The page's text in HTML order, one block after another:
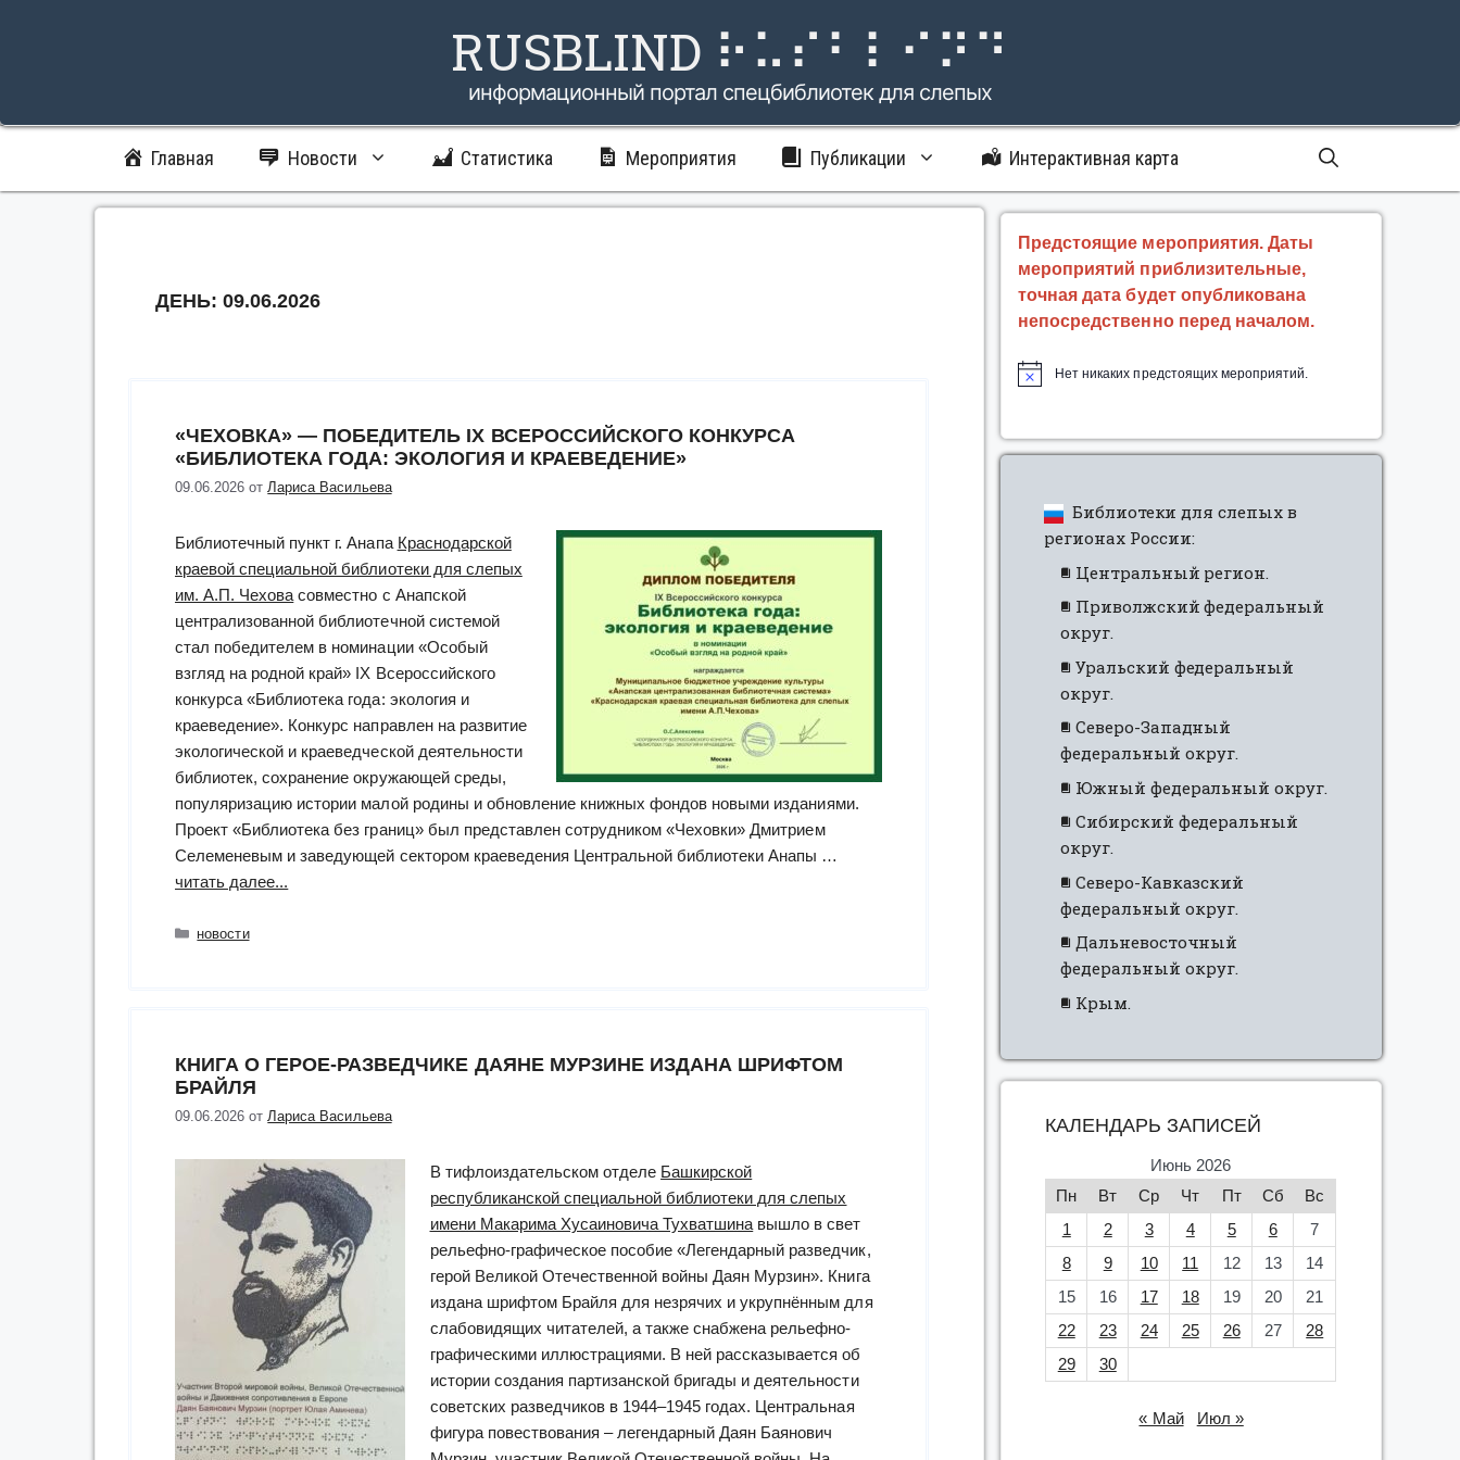
RUSBLIND ⠗⠥⠎⠃⠇⠊⠝⠙
информационный портал спецбиблиотек для слепых
Главная Новости Статистика Мероприятия Публикации Интерактивная карта
ДЕНЬ: 09.06.2026
«ЧЕХОВКА» — ПОБЕДИТЕЛЬ IX ВСЕРОССИЙСКОГО КОНКУРСА
«БИБЛИОТЕКА ГОДА: ЭКОЛОГИЯ И КРАЕВЕДЕНИЕ»
09.06.2026 отЛариса Васильева
Библиотечный пункт г. Анапа Краснодарской
краевой специальной библиотеки для слепых
им. А.П. Чехова совместно с Анапской
централизованной библиотечной системой
стал победителем в номинации «Особый
взгляд на родной край» IX Всероссийского
конкурса «Библиотека года: экология и
краеведение». Конкурс направлен на развитие
экологической и краеведческой деятельности
библиотек, сохранение окружающей среды,
популяризацию истории малой родины и обновление книжных фондов новыми изданиями.
Проект «Библиотека без границ» был представлен сотрудником «Чеховки» Дмитрием
Селеменевым и заведующей сектором краеведения Центральной библиотеки Анапы …
читать далее...
года:
и
Рубрики
новости
КНИГА О ГЕРОЕ-РАЗВЕДЧИКЕ ДАЯНЕ МУРЗИНЕ ИЗДАНА ШРИФТОМ
БРАЙЛЯ
09.06.2026 отЛариса Васильева
В тифлоиздательском отделе Башкирской
республиканской специальной библиотеки для слепых
имени Макарима Хусаиновича Тухватшина вышло в свет
рельефно-графическое пособие «Легендарный разведчик,
герой Великой Отечественной войны Даян Мурзин». Книга
издана шрифтом Брайля для незрячих и укрупнённым для
слабовидящих читателей, а также снабжена рельефно-
графическими иллюстрациями. В ней рассказывается об
истории создания партизанской бригады и деятельности
советских разведчиков в 1944–1945 годах. Центральная
фигура повествования – легендарный Даян Баянович
Предстоящие мероприятия. Даты
мероприятий приблизительные,
точная дата будет опубликована
непосредственно перед началом.
Нет никаких предстоящих мероприятий.
Библиотеки для слепых в
регионах России:
Центральный регион.
Приволжский федеральный
округ.
Уральский федеральный
округ.
Северо-Западный
федеральный округ.
Южный федеральный округ.
Сибирский федеральный
округ.
Северо-Кавказский
федеральный округ.
Дальневосточный
федеральный округ.
Крым.
КАЛЕНДАРЬ ЗАПИСЕЙ
Июнь 2026
Пн
Вт Ср Чт Пт Сб
Вс
1
2 3 4 5 6
7
8
9 10 11 12 13
14
15
16 17 18 19 20
21
22
23 24 25 26 27
28
29
30
« Май Июл »